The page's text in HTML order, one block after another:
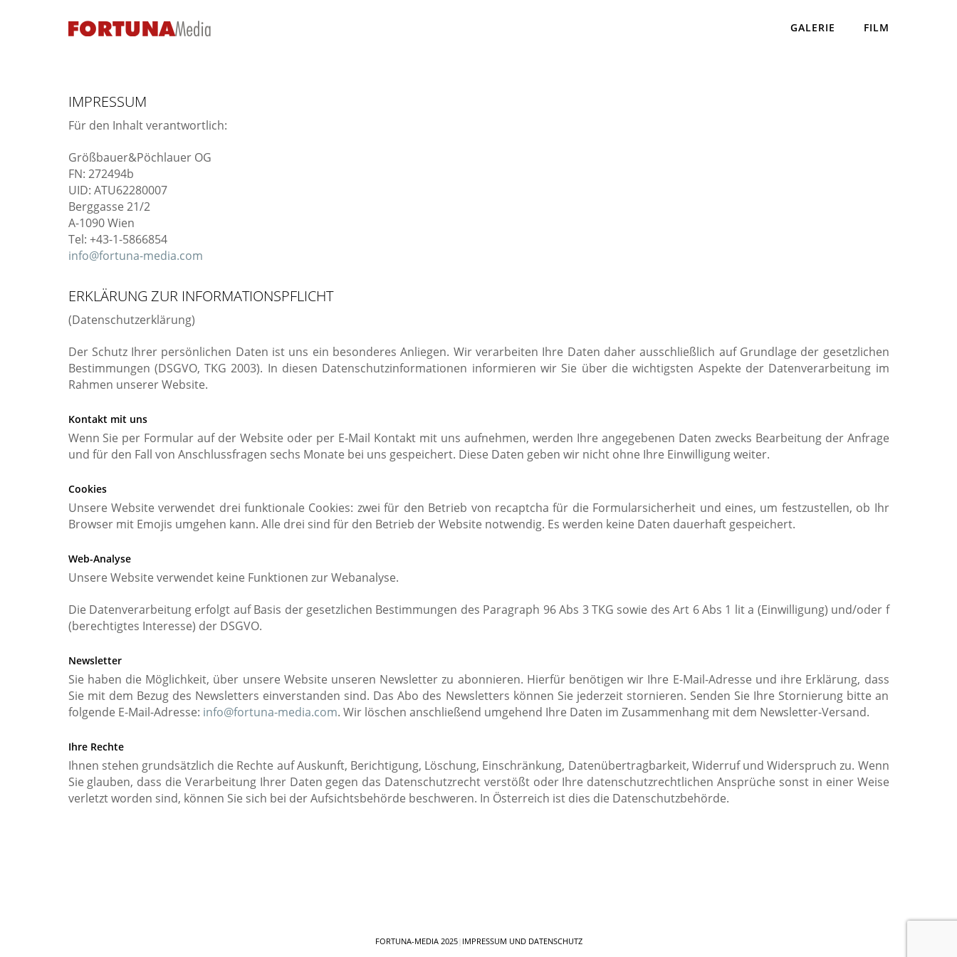
GALERIE FILM
IMPRESSUM
Für den Inhalt verantwortlich:
Größbauer&Pöchlauer OG
FN: 272494b
UID: ATU62280007
Berggasse 21/2
A-1090 Wien
Tel: +43-1-5866854
info@fortuna-media.com
ERKLÄRUNG ZUR INFORMATIONSPFLICHT
(Datenschutzerklärung)
Der Schutz Ihrer persönlichen Daten ist uns ein besonderes Anliegen. Wir verarbeiten Ihre Daten daher ausschließlich auf Grundlage der gesetzlichen
Bestimmungen (DSGVO, TKG 2003). In diesen Datenschutzinformationen informieren wir Sie über die wichtigsten Aspekte der Datenverarbeitung im
Rahmen unserer Website.
Kontakt mit uns
Wenn Sie per Formular auf der Website oder per E-Mail Kontakt mit uns aufnehmen, werden Ihre angegebenen Daten zwecks Bearbeitung der Anfrage
und für den Fall von Anschlussfragen sechs Monate bei uns gespeichert. Diese Daten geben wir nicht ohne Ihre Einwilligung weiter.
Cookies
Unsere Website verwendet drei funktionale Cookies: zwei für den Betrieb von recaptcha für die Formularsicherheit und eines, um festzustellen, ob Ihr
Browser mit Emojis umgehen kann. Alle drei sind für den Betrieb der Website notwendig. Es werden keine Daten dauerhaft gespeichert.
Web-Analyse
Unsere Website verwendet keine Funktionen zur Webanalyse.
Die Datenverarbeitung erfolgt auf Basis der gesetzlichen Bestimmungen des Paragraph 96 Abs 3 TKG sowie des Art 6 Abs 1 lit a (Einwilligung) und/oder f
(berechtigtes Interesse) der DSGVO.
Newsletter
Sie haben die Möglichkeit, über unsere Website unseren Newsletter zu abonnieren. Hierfür benötigen wir Ihre E-Mail-Adresse und ihre Erklärung, dass
Sie mit dem Bezug des Newsletters einverstanden sind. Das Abo des Newsletters können Sie jederzeit stornieren. Senden Sie Ihre Stornierung bitte an
folgende E-Mail-Adresse: info@fortuna-media.com. Wir löschen anschließend umgehend Ihre Daten im Zusammenhang mit dem Newsletter-Versand.
Ihre Rechte
Ihnen stehen grundsätzlich die Rechte auf Auskunft, Berichtigung, Löschung, Einschränkung, Datenübertragbarkeit, Widerruf und Widerspruch zu. Wenn
Sie glauben, dass die Verarbeitung Ihrer Daten gegen das Datenschutzrecht verstößt oder Ihre datenschutzrechtlichen Ansprüche sonst in einer Weise
verletzt worden sind, können Sie sich bei der Aufsichtsbehörde beschweren. In Österreich ist dies die Datenschutzbehörde.
FORTUNA-MEDIA 2025| IMPRESSUM UND DATENSCHUTZ